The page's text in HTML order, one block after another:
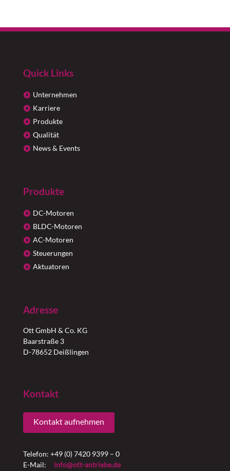
Quick Links
Unternehmen
Karriere
Produkte
Qualität
News & Events
Produkte
DC-Motoren
BLDC-Motoren
AC-Motoren
Steuerungen
Aktuatoren
Adresse
Ott GmbH & Co. KG
Baarstraße 3
D-78652 Deißlingen
Kontakt
Kontakt aufnehmen
Telefon: +49 (0) 7420 9399 – 0
E-Mail: info@ott-antriebe.de